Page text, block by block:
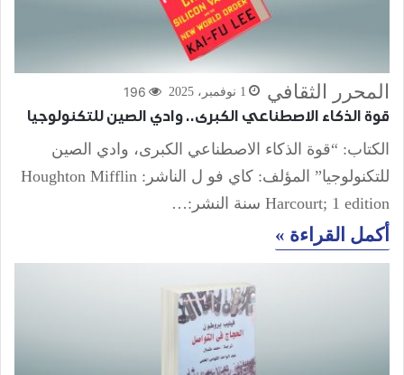
المحرر الثقافي 1 نوفمبر، 2025 196
قوة الذكاء الاصطناعي الكبرى.. وادي الصين للتكنولوجيا
الكتاب: “قوة الذكاء الاصطناعي الكبرى، وادي الصين
للتكنولوجيا” المؤلف: كاي فو ل الناشر: Houghton Mifflin
Harcourt; 1 edition سنة النشر:…
أكمل القراءة »